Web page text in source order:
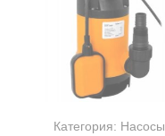
Категория: Насосы